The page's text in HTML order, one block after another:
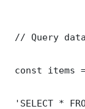
// Query
const items
'SELECT *